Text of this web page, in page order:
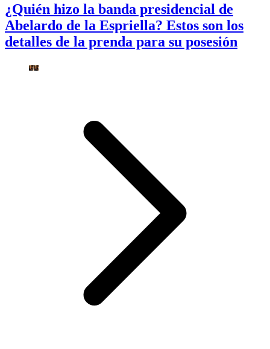
¿Quién hizo la banda presidencial de
Abelardo de la Espriella? Estos son los
detalles de la prenda para su posesión